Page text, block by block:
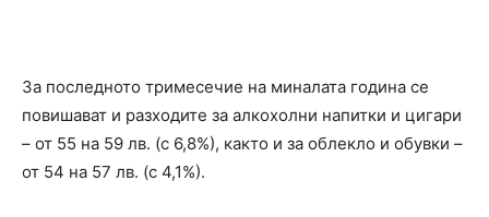
За последното тримесечие на миналата година се
повишават и разходите за алкохолни напитки и цигари
– от 55 на 59 лв. (с 6,8%), както и за облекло и обувки –
от 54 на 57 лв. (с 4,1%).